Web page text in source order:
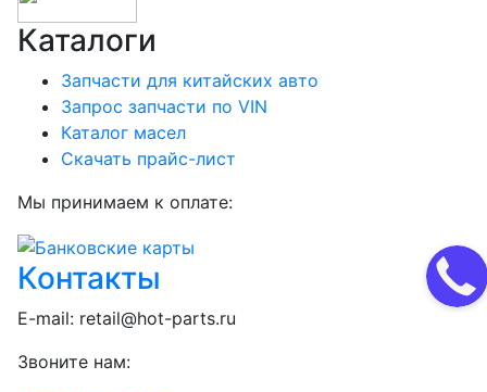
Каталоги
Запчасти для китайских авто
Запрос запчасти по VIN
Каталог масел
Скачать прайс-лист
Мы принимаем к оплате:
Контакты
E-mail: retail@hot-parts.ru
Звоните нам: